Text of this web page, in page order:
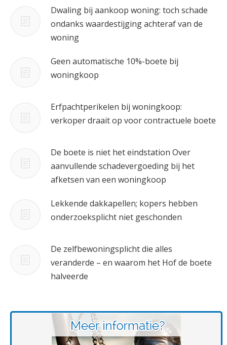
Dwaling bij aankoop woning: toch schade
ondanks waardestijging achteraf van de
woning
Geen automatische 10%-boete bij
woningkoop
Erfpachtperikelen bij woningkoop:
verkoper draait op voor contractuele boete
De boete is niet het eindstation Over
aanvullende schadevergoeding bij het
afketsen van een woningkoop
Lekkende dakkapellen; kopers hebben
onderzoeksplicht niet geschonden
De zelfbewoningsplicht die alles
veranderde – en waarom het Hof de boete
halveerde